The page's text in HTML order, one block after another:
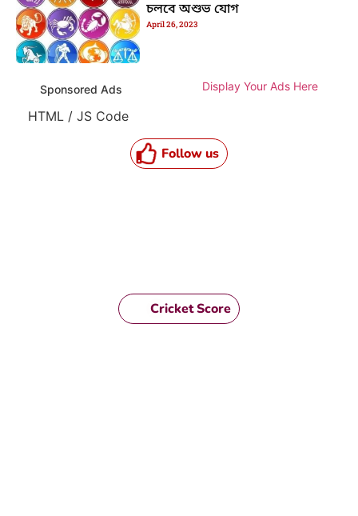
চলবে অশুভ যোগ
April 26, 2023
Sponsored Ads Display Your Ads Here
HTML / JS Code
Follow us
Cricket Score